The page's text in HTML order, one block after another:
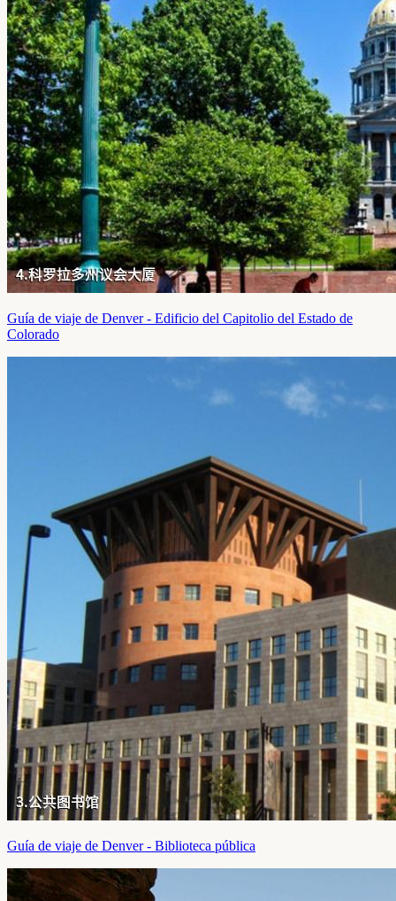
Guía de viaje de Denver - Edificio del Capitolio del Estado de
Colorado
Guía de viaje de Denver - Biblioteca pública